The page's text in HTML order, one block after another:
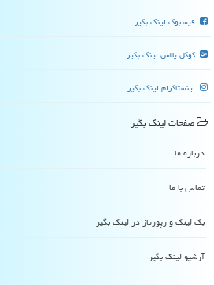
فیسبوک لینک بگیر
گوگل پلاس لینک بگیر
اینستاگرام لینک بگیر
صفحات لینك بگیر
درباره ما
تماس با ما
بک لینک و رپورتاژ در لینك بگیر
آرشیو لینك بگیر